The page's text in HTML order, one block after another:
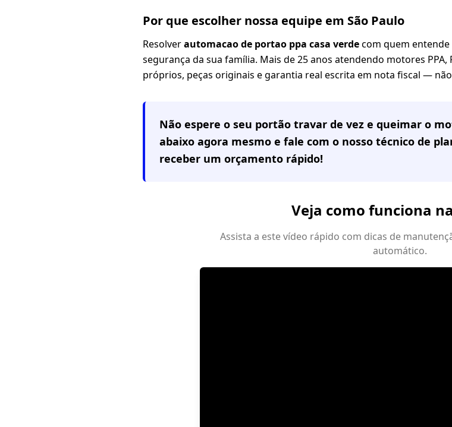
Por que escolher nossa equipe em São Paulo
Resolverautomacao de portao ppa casa verdecom quem
segurança da sua família. Mais de 25 anos atendendo motores PPA,
próprios, peças originais e garantia real escrita em nota fiscal —
Não espere o seu portão travar de vez e queimar o
abaixo agora mesmo e fale com o nosso técnico de
receber um orçamento rápido!
Veja como funciona
Assista a este vídeo rápido com dicas de
automático.